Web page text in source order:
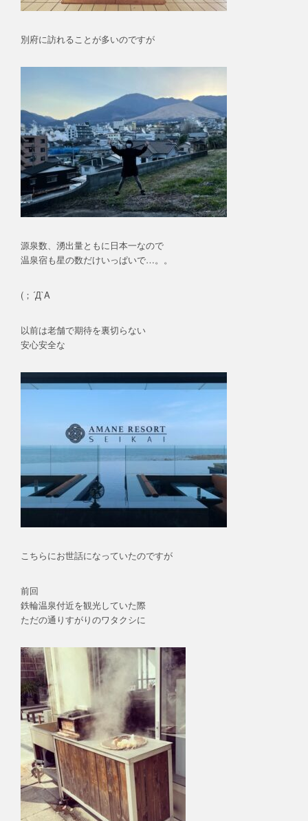
別府に訪れることが多いのですが
源泉数、湧出量ともに日本一なので
温泉宿も星の数だけいっぱいで…。。
(；´Д`A
以前は老舗で期待を裏切らない
安心安全な
こちらにお世話になっていたのですが
前回
鉄輪温泉付近を観光していた際
ただの通りすがりのワタクシに